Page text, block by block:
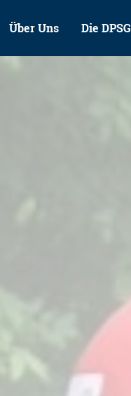
Über Uns Die DPSG